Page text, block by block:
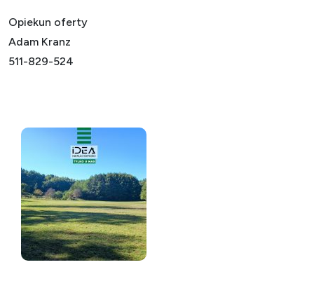
Opiekun oferty
Adam Kranz
511-829-524